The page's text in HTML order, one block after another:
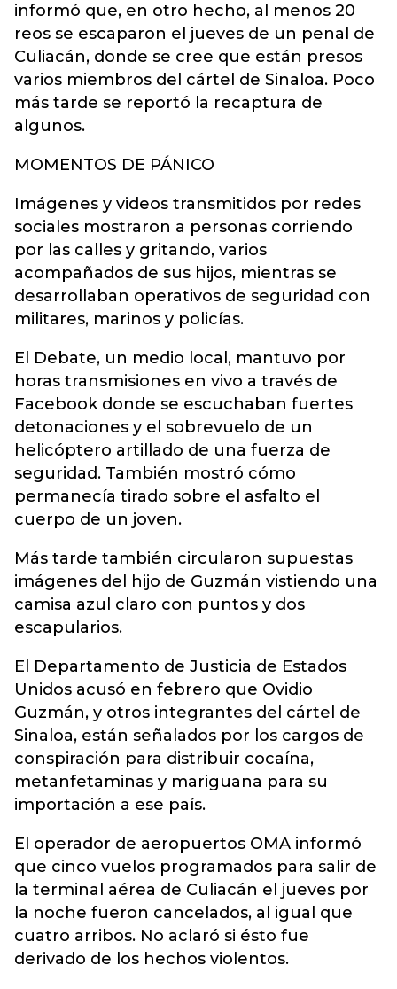
informó que, en otro hecho, al menos 20
reos se escaparon el jueves de un penal de
Culiacán, donde se cree que están presos
varios miembros del cártel de Sinaloa. Poco
más tarde se reportó la recaptura de
algunos.
MOMENTOS DE PÁNICO
Imágenes y videos transmitidos por redes
sociales mostraron a personas corriendo
por las calles y gritando, varios
acompañados de sus hijos, mientras se
desarrollaban operativos de seguridad con
militares, marinos y policías.
El Debate, un medio local, mantuvo por
horas transmisiones en vivo a través de
Facebook donde se escuchaban fuertes
detonaciones y el sobrevuelo de un
helicóptero artillado de una fuerza de
seguridad. También mostró cómo
permanecía tirado sobre el asfalto el
cuerpo de un joven.
Más tarde también circularon supuestas
imágenes del hijo de Guzmán vistiendo una
camisa azul claro con puntos y dos
escapularios.
El Departamento de Justicia de Estados
Unidos acusó en febrero que Ovidio
Guzmán, y otros integrantes del cártel de
Sinaloa, están señalados por los cargos de
conspiración para distribuir cocaína,
metanfetaminas y mariguana para su
importación a ese país.
El operador de aeropuertos OMA informó
que cinco vuelos programados para salir de
la terminal aérea de Culiacán el jueves por
la noche fueron cancelados, al igual que
cuatro arribos. No aclaró si ésto fue
derivado de los hechos violentos.